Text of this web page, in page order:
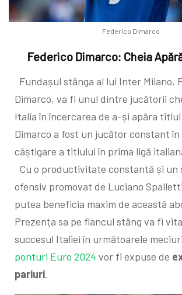
Federico Dimarco
Federico Dimarco: Cheia
Fundașul stânga al lui Inter Milano,
Dimarco, va fi unul dintre jucătorii
Italia în încercarea de a-și apăra
Dimarco a fost un jucător constant în
câștigare a titlului în prima ligă
Cu o productivitate constantă și un
ofensiv promovat de Luciano
putea beneficia maxim de această
Prezența sa pe flancul stâng va fi
succesul Italiei în următoarele
ponturi Euro 2024vor fi expuse de
pariuri.